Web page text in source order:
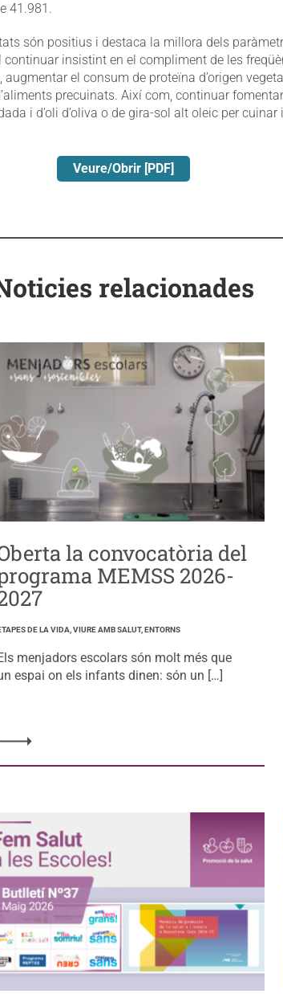
41.981.
són positius i destaca la millora dels
insistint en el compliment de les
el consum de proteïna d’origen
precuinats. Així com, continuar
i d’oli d’oliva o de gira-sol alt oleic per cuinar i
Veure/Obrir [PDF]
relacionades
la convocatòria del
MEMSS 2026-
DE LA VIDA, VIURE AMB SALUT, ENTORNS
menjadors escolars són molt més que
espai on els infants dinen: són un […]